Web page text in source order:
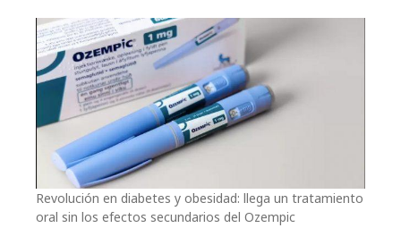
Revolución en diabetes y obesidad: llega un tratamiento
oral sin los efectos secundarios del Ozempic